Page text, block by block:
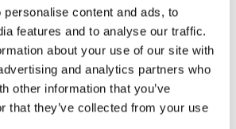
content and ads, to
features and to analyse our traffic.
about your use of our site with
and analytics partners who
other information that you’ve
that they’ve collected from your use
experiência lhe
é criada e produzida pelo
com supervisão científica do
e apoio do Museu de